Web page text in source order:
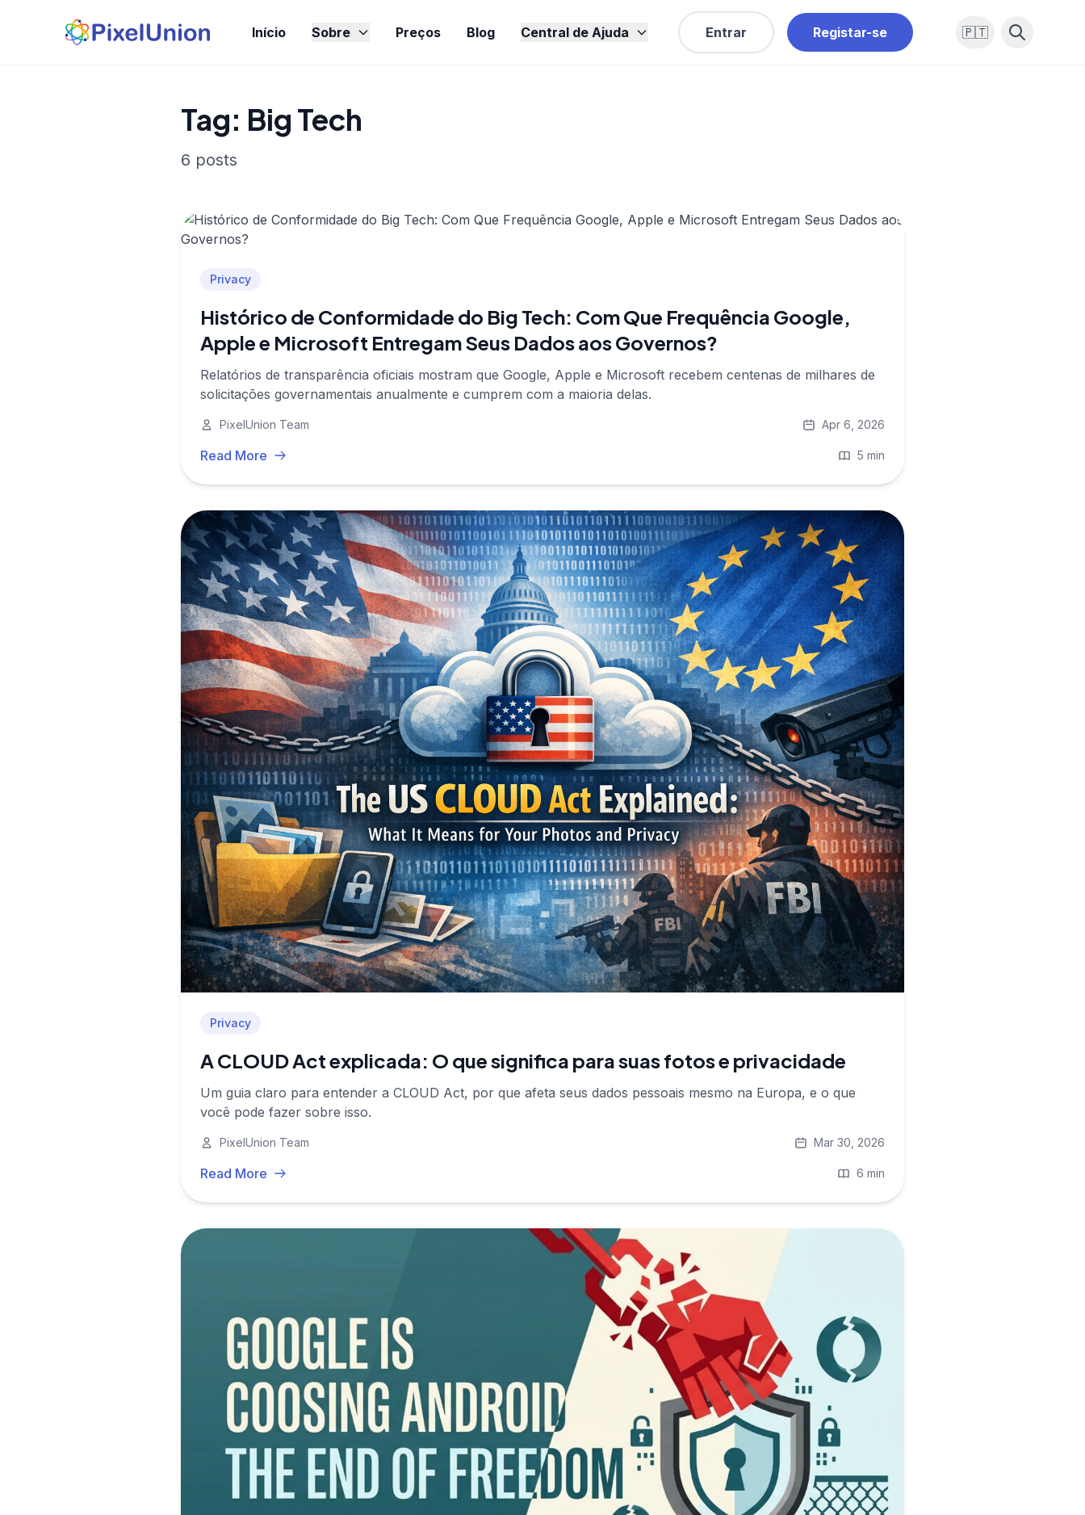
Início Sobre Preços Blog Central de Ajuda Entrar Registar-se 🇵🇹
Tag: Big Tech
6 posts
Privacy
Histórico de Conformidade do Big Tech: Com Que Frequência Google,
Apple e Microsoft Entregam Seus Dados aos Governos?
Relatórios de transparência oficiais mostram que Google, Apple e Microsoft recebem centenas de milhares de
solicitações governamentais anualmente e cumprem com a maioria delas.
PixelUnion Team Apr 6, 2026
Read More 5 min
Privacy
A CLOUD Act explicada: O que significa para suas fotos e privacidade
Um guia claro para entender a CLOUD Act, por que afeta seus dados pessoais mesmo na Europa, e o que
você pode fazer sobre isso.
PixelUnion Team Mar 30, 2026
Read More 6 min